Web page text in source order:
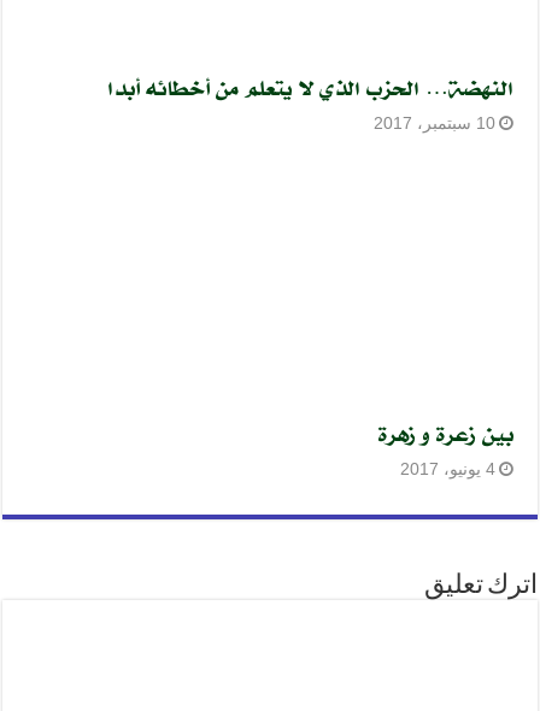
النهضة… الحزب الذي لا يتعلم من أخطائه أبدا
10 سبتمبر، 2017
بين زعرة و زهرة
4 يونيو، 2017
اترك تعليق